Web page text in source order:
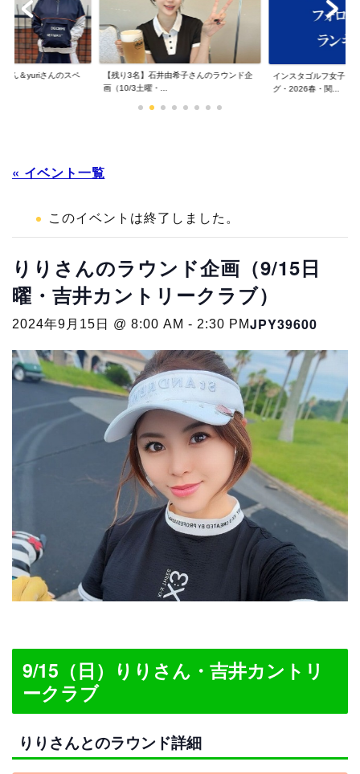
ん＆yuriさんのスペ
【残り3名】石井由希子さんのラウンド企
画（10/3土曜・...
インスタゴルフ女子フ
グ・2026春・関...
« イベント一覧
このイベントは終了しました。
りりさんのラウンド企画（9/15日
曜・吉井カントリークラブ）
2024年9月15日 @ 8:00 AM - 2:30 PMJPY39600
9/15（日）りりさん・吉井カントリ
ークラブ
りりさんとのラウンド詳細